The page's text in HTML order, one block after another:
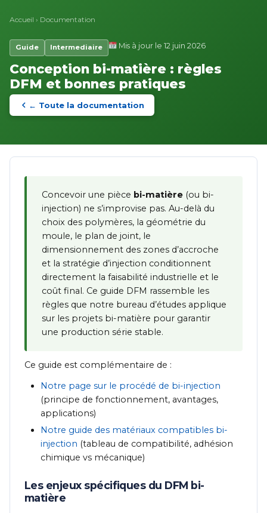
Accueil › Documentation
Guide Intermediaire Mis à jour le 12 juin 2026
Conception bi-matière : règles
DFM et bonnes pratiques
← Toute la documentation
Concevoir une pièce bi-matière (ou bi-
injection) ne s’improvise pas. Au-delà du
choix des polymères, la géométrie du
moule, le plan de joint, le
dimensionnement des zones d’accroche
et la stratégie d’injection conditionnent
directement la faisabilité industrielle et le
coût final. Ce guide DFM rassemble les
règles que notre bureau d’études applique
sur les projets bi-matière pour garantir
une production série stable.
Ce guide est complémentaire de :
Notre page sur le procédé de bi-injection
(principe de fonctionnement, avantages,
applications)
Notre guide des matériaux compatibles bi-
injection (tableau de compatibilité, adhésion
chimique vs mécanique)
Les enjeux spécifiques du DFM bi-
matière